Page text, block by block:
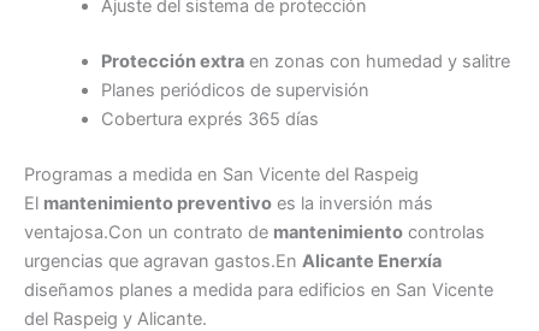
Ajuste del sistema de protección
Protección extraen zonas con humedad y salitre
Planes periódicos de supervisión
Cobertura exprés 365 días
Programas a medida en San Vicente del Raspeig
El mantenimiento preventivo es la inversión más
ventajosa.Con un contrato de mantenimiento controlas
urgencias que agravan gastos.En Alicante Enerxía
diseñamos planes a medida para edificios en San Vicente
del Raspeig y Alicante.